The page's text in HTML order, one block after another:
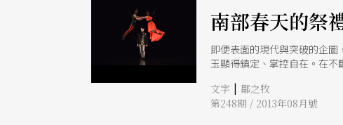
南部春天的祭
即便表面的現代與突破的企
玉顯得鎮定、掌控自在。在
文字 | 鄒之牧
第248期 / 2013年08月號